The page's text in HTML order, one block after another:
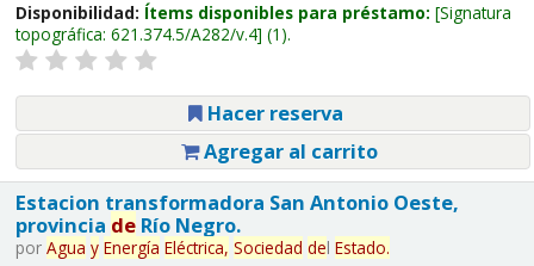
Disponibilidad: Ítems disponibles para préstamo: Signatura
topográfica: 621.374.5/A282/v.4 (1).
Hacer reserva
Agregar al carrito
Estacion transformadora San Antonio Oeste,
provincia deRío Negro.
por Agua y Energía Eléctrica, Sociedad del Estado.